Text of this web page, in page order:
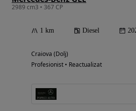
2989 cm3 • 367 CP
1 km Diesel
Craiova (Dolj)
Profesionist • Reactualizat